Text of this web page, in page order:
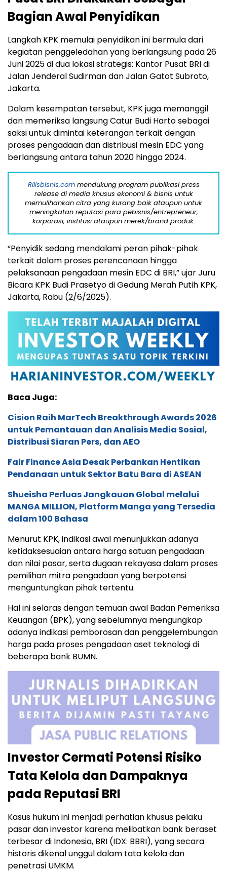
Bagian Awal Penyidikan
Langkah KPK memulai penyidikan ini bermula dari
kegiatan penggeledahan yang berlangsung pada 26
Juni 2025 di dua lokasi strategis: Kantor Pusat BRI di
Jalan Jenderal Sudirman dan Jalan Gatot Subroto,
Jakarta.
Dalam kesempatan tersebut, KPK juga memanggil
dan memeriksa langsung Catur Budi Harto sebagai
saksi untuk dimintai keterangan terkait dengan
proses pengadaan dan distribusi mesin EDC yang
berlangsung antara tahun 2020 hingga 2024.
Rilisbisnis.commendukung program publikasi press
release di media khusus ekonomi & bisnis untuk
memulihankan citra yang kurang baik ataupun untuk
meningkatan reputasi para pebisnis/entrepreneur,
korporasi, institusi ataupun merek/brand produk.
“Penyidik sedang mendalami peran pihak-pihak
terkait dalam proses perencanaan hingga
pelaksanaan pengadaan mesin EDC di BRI,” ujar Juru
Bicara KPK Budi Prasetyo di Gedung Merah Putih KPK,
Jakarta, Rabu (2/6/2025).
Baca Juga:
Cision Raih MarTech Breakthrough Awards 2026
untuk Pemantauan dan Analisis Media Sosial,
Distribusi Siaran Pers, dan AEO
Fair Finance Asia Desak Perbankan Hentikan
Pendanaan untuk Sektor Batu Bara di ASEAN
Shueisha Perluas Jangkauan Global melalui
MANGA MILLION, Platform Manga yang Tersedia
dalam 100 Bahasa
Menurut KPK, indikasi awal menunjukkan adanya
ketidaksesuaian antara harga satuan pengadaan
dan nilai pasar, serta dugaan rekayasa dalam proses
pemilihan mitra pengadaan yang berpotensi
menguntungkan pihak tertentu.
Hal ini selaras dengan temuan awal Badan Pemeriksa
Keuangan (BPK), yang sebelumnya mengungkap
adanya indikasi pemborosan dan penggelembungan
harga pada proses pengadaan aset teknologi di
beberapa bank BUMN.
Investor Cermati Potensi Risiko
Tata Kelola dan Dampaknya
pada Reputasi BRI
Kasus hukum ini menjadi perhatian khusus pelaku
pasar dan investor karena melibatkan bank beraset
terbesar di Indonesia, BRI (IDX: BBRI), yang secara
historis dikenal unggul dalam tata kelola dan
penetrasi UMKM.